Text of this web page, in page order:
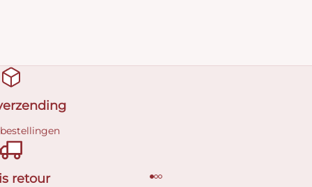
retour